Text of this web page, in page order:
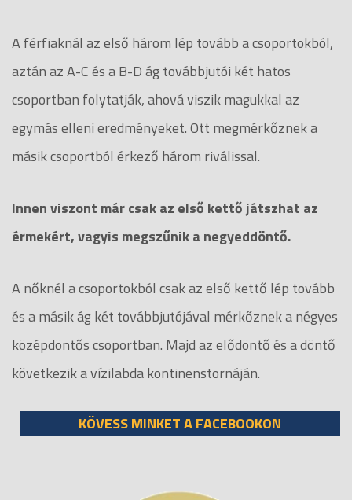
A férfiaknál az első három lép tovább a csoportokból,
aztán az A-C és a B-D ág továbbjutói két hatos
csoportban folytatják, ahová viszik magukkal az
egymás elleni eredményeket. Ott megmérkőznek a
másik csoportból érkező három riválissal.
Innen viszont már csak az első kettő játszhat az
érmekért, vagyis megszűnik a negyeddöntő.
A nőknél a csoportokból csak az első kettő lép tovább
és a másik ág két továbbjutójával mérkőznek a négyes
középdöntős csoportban. Majd az elődöntő és a döntő
következik a vízilabda kontinenstornáján.
KÖVESS MINKET A FACEBOOKON